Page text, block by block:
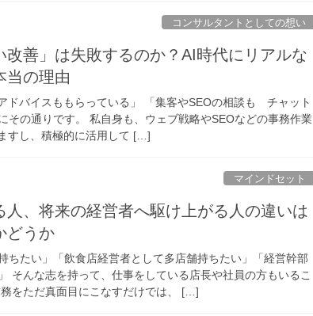
コンサルタントとしての想い
改善」は失敗するのか？AI時代にリアルな
当の理由
ドバイスももらっている」 「集客やSEOの相談も チャット
その通りです。 私自身も、ウェブ戦略やSEOなどの事務作業
すし、積極的に活用して […]
マインドセット
人、将来の経営者へ駆け上がる人の違いは
どうか
ちたい」「飲食店経営者として多店舗持ちたい」「経営幹部
そんな志を持って、仕事をしている店長や社員の方もいるこ
をただ真面目にこなすだけでは、 […]